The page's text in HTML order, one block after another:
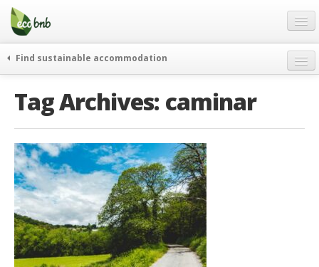
Menu
Skip
content
Ofertas
Acerca de
Contacto
Spanish
German
English
Spanish
Find sustainable accommodation
Eco hotels
Tag Archives: caminar